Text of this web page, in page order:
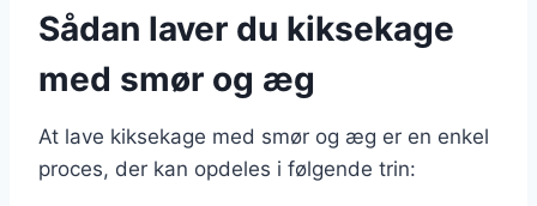
Sådan laver du kiksekage
med smør og æg
At lave kiksekage med smør og æg er en enkel
proces, der kan opdeles i følgende trin: